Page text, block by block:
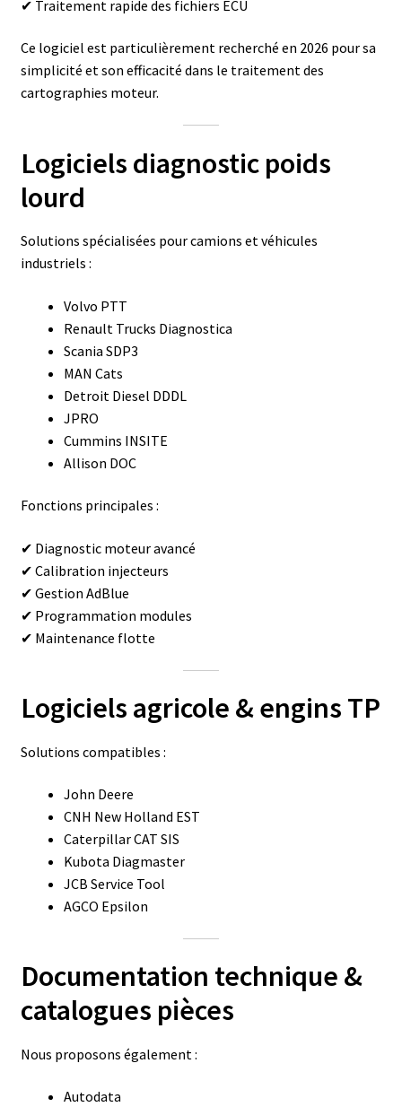
✔ Traitement rapide des fichiers ECU
Ce logiciel est particulièrement recherché en 2026 pour sa
simplicité et son efficacité dans le traitement des
cartographies moteur.
Logiciels diagnostic poids
lourd
Solutions spécialisées pour camions et véhicules
industriels :
Volvo PTT
Renault Trucks Diagnostica
Scania SDP3
MAN Cats
Detroit Diesel DDDL
JPRO
Cummins INSITE
Allison DOC
Fonctions principales :
✔ Diagnostic moteur avancé
✔ Calibration injecteurs
✔ Gestion AdBlue
✔ Programmation modules
✔ Maintenance flotte
Logiciels agricole & engins TP
Solutions compatibles :
John Deere
CNH New Holland EST
Caterpillar CAT SIS
Kubota Diagmaster
JCB Service Tool
AGCO Epsilon
Documentation technique &
catalogues pièces
Nous proposons également :
Autodata